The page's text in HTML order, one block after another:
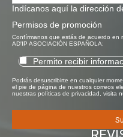
Indícanos aquí la dirección
Permisos de promoción
Confírmanos que estás de acuerdo en
AD'IP ASOCIACIÓN ESPAÑOLA:
Permito recibir
Podrás desuscribirte en cualquier
el pie de página de nuestros correos
nuestras políticas de privacidad, visita